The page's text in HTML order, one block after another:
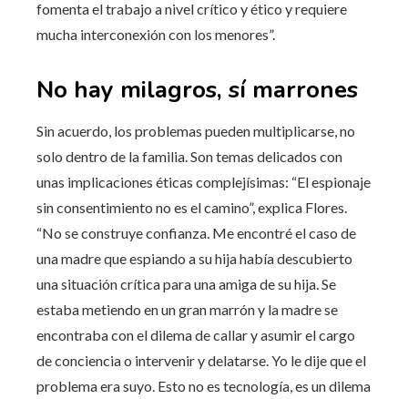
fomenta el trabajo a nivel crítico y ético y requiere
mucha interconexión con los menores”.
No hay milagros, sí marrones
Sin acuerdo, los problemas pueden multiplicarse, no
solo dentro de la familia. Son temas delicados con
unas implicaciones éticas complejísimas: “El espionaje
sin consentimiento no es el camino”, explica Flores.
“No se construye confianza. Me encontré el caso de
una madre que espiando a su hija había descubierto
una situación crítica para una amiga de su hija. Se
estaba metiendo en un gran marrón y la madre se
encontraba con el dilema de callar y asumir el cargo
de conciencia o intervenir y delatarse. Yo le dije que el
problema era suyo. Esto no es tecnología, es un dilema